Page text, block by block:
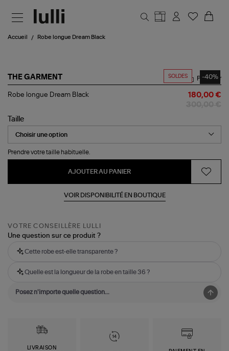
Accueil Robe longue Dream Black
SOLDES -40%
THE GARMENT
Robe
Black
Partager
Robe longue Dream Black 180,00 €
Taille
Prendre votre taille habituelle.
AJOUTER AU PANIER
VOIR DISPONIBILITÉ EN BOUTIQUE
VOTRE CONSEILLÈRE LULLI
Une question sur ce produit ?
Cette robe est-elle transparente ?
Quelle est la longueur de la robe en taille 36 ?
LIVRAISON